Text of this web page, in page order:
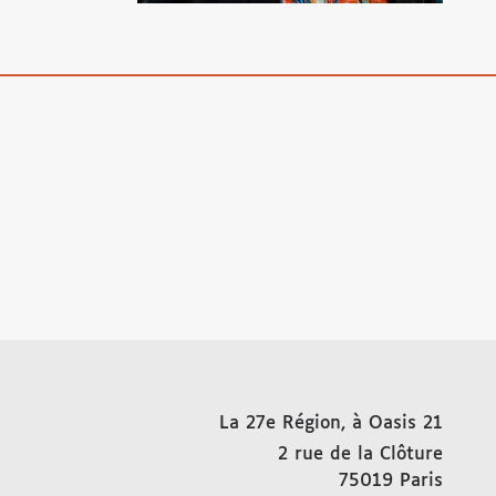
La 27e Région, à Oasis 21
2 rue de la Clôture
75019 Paris